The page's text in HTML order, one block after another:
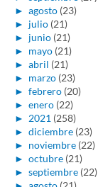
► agosto (23)
► julio (21)
► junio (21)
► mayo (21)
► abril (21)
► marzo (23)
► febrero (20)
► enero (22)
► 2021 (258)
► diciembre (23)
► noviembre (22)
► octubre (21)
► septiembre (22)